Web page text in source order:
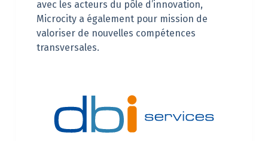
avec les acteurs du pôle d’innovation,
Microcity a également pour mission de
valoriser de nouvelles compétences
transversales.